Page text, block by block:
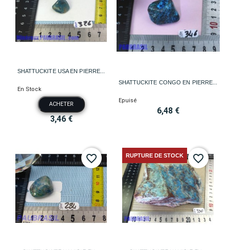
SHATTUCKITE USA EN PIERRE...
En Stock
ACHETER
3,46 €
SHATTUCKITE CONGO EN PIERRE...
Epuisé
6,48 €
favorite_border RUPTURE DE STOCK favorite_border